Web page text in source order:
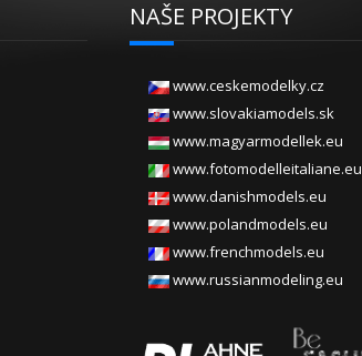
NAŠE PROJEKTY
www.ceskemodelky.cz
www.slovakiamodels.sk
www.magyarmodellek.eu
www.fotomodelleitaliane.eu
www.danishmodels.eu
www.polandmodels.eu
www.frenchmodels.eu
www.russianmodeling.eu